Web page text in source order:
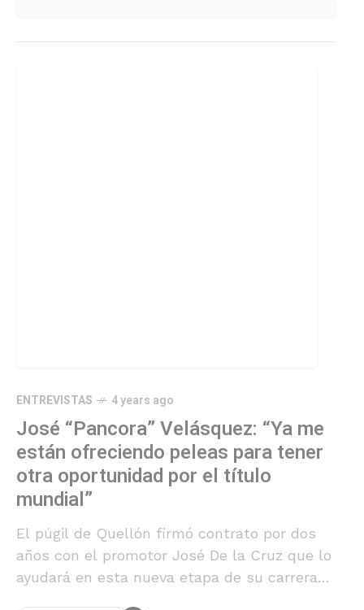
ENTREVISTAS 4 years ago
José “Pancora” Velásquez: “Ya me
están ofreciendo peleas para tener
otra oportunidad por el título
mundial”
El púgil de Quellón firmó contrato por dos
años con el promotor José De la Cruz que lo
ayudará en esta nueva etapa de su carrera